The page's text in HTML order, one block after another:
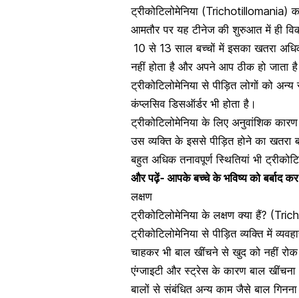
ट्रीकोटिलोमेनिया (Trichotillomania)
आमतौर पर यह टीनेज की शुरुआत में ही
10 से 13 साल बच्चों में इसका खतरा
नहीं होता है और अपने आप ठीक हो जाता
ट्रीकोटिलोमेनिया से पीड़ित लोगों को
कंप्लसिव डिसऑर्डर भी होता है।
ट्रीकोटिलोमेनिया के लिए अनुवांशिक
उस व्यक्ति के इससे पीड़ित होने का खतरा
बहुत अधिक तनावपूर्ण स्थितियां भी
और पढ़ें- आपके बच्चे के भविष्य को बर्बाद
लक्षण
ट्रीकोटिलोमेनिया के लक्षण क्या हैं?
ट्रीकोटिलोमेनिया से पीड़ित व्यक्ति में
चाहकर भी बाल खींचने से खुद को नहीं रोक
एंग्जाइटी औरस्ट्रेस के कारण बाल खींचना
बालों से संबंधित अन्य काम जैसे बाल